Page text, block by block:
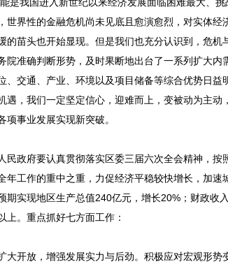
世界性的金融危机尚未见底且愈演愈烈，对实体
的苗头也开始显现。但是我们也充分认识到，危
院准确判断形势，及时果断地出台了一系列扩大
、交通、产业、环境以及项目储备等综合优势日
遇，我们一定坚定信心，迎难而上，变被动为主
项事业发展实现新突破。
民政府要认真贯彻落实区委三届六次全会精神，
年工作的重中之重，力促经济平稳较快增长，加
期实现地区生产总值240亿元，增长20%；财政
上。重点抓好七方面工作：
大开放，增强发展实力与后劲。积极应对宏观形